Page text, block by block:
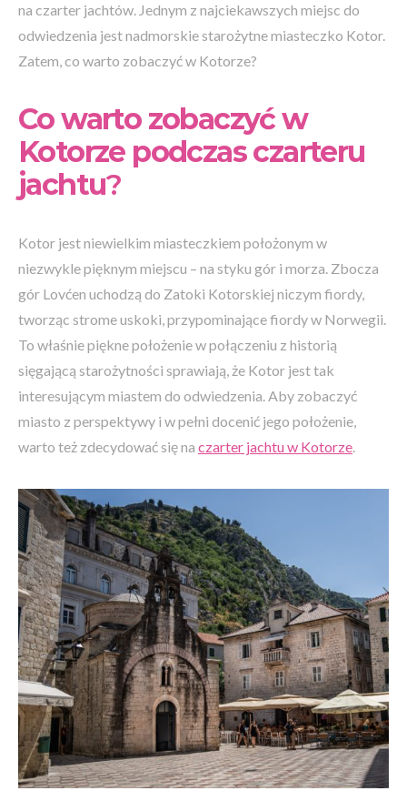
na czarter jachtów. Jednym z najciekawszych miejsc do
odwiedzenia jest nadmorskie starożytne miasteczko Kotor.
Zatem, co warto zobaczyć w Kotorze?
Co warto zobaczyć w
Kotorze podczas czarteru
jachtu?
Kotor jest niewielkim miasteczkiem położonym w
niezwykle pięknym miejscu – na styku gór i morza. Zbocza
gór Lovćen uchodzą do Zatoki Kotorskiej niczym fiordy,
tworząc strome uskoki, przypominające fiordy w Norwegii.
To właśnie piękne położenie w połączeniu z historią
sięgającą starożytności sprawiają, że Kotor jest tak
interesującym miastem do odwiedzenia. Aby zobaczyć
miasto z perspektywy i w pełni docenić jego położenie,
warto też zdecydować się na czarter jachtu w Kotorze.